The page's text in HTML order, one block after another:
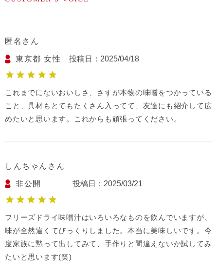
匿名
東京都 女性 投稿日 2025/04/18
これまでにないおいしさ、さすが本物の味噌をつかっている
こと、具材もとてもたくさん入ってて、友達にも紹介して広
めたいと思います。これからも頑張ってください。
しんちゃん
非公開 投稿日 2025/03/21
フリーズドライ味噌汁はいろいろなものを飲んでいますが、
味が全然違くてびっくりしました。本当に美味しいです。今
度家族に黙って出してみて、手作りと間違えないか試してみ
たいと思います(笑)